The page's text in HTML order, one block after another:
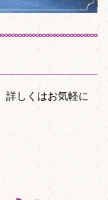
詳しくはお気軽に